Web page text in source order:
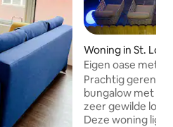
Woning in St.
Eigen oase met
Prachtig
bungalow met
zeer gewilde
Deze woning ligt